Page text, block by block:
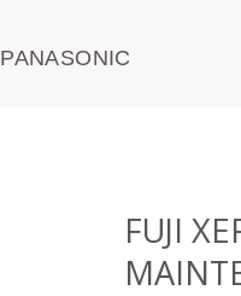
PANASONIC
FUJI